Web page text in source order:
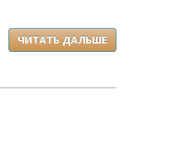
ЧИТАТЬ ДАЛЬШЕ